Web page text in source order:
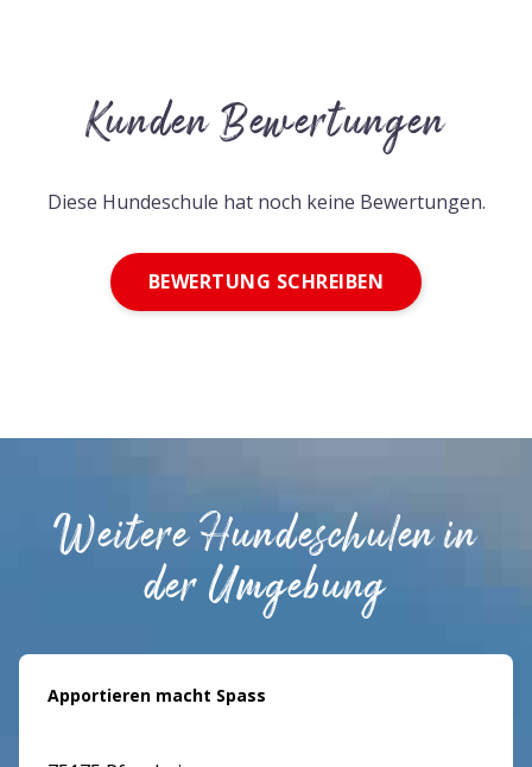
Kunden Bewertungen
Diese Hundeschule hat noch keine Bewertungen.
BEWERTUNG SCHREIBEN
Weitere Hundeschulen in
der Umgebung
Apportieren macht Spass